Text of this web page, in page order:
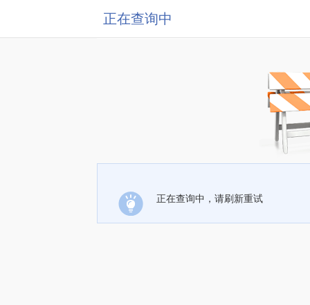
正在查询中
正在查询中，请刷新重试